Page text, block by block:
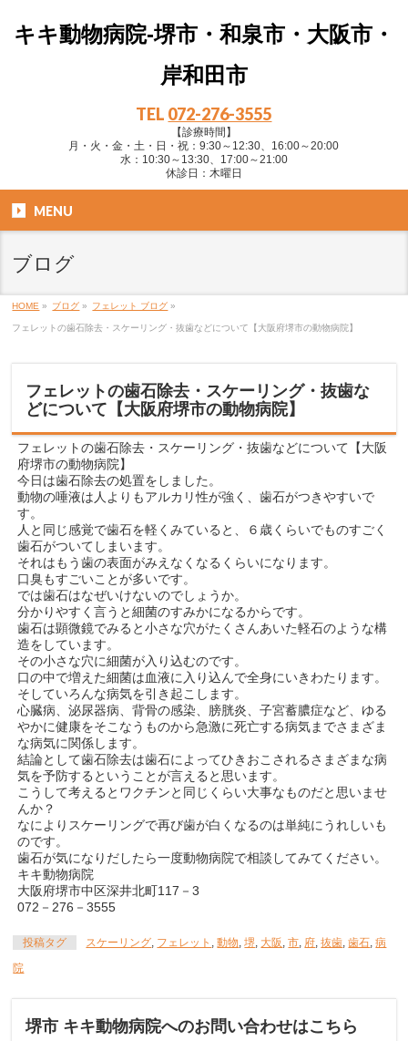
キキ動物病院-堺市・和泉市・大阪市・
岸和田市
TEL 072-276-3555
【診療時間】
月・火・金・土・日・祝：9:30～12:30、16:00～20:00
水：10:30～13:30、17:00～21:00
休診日：木曜日
MENU
ブログ
HOME » ブログ » フェレット ブログ »
フェレットの歯石除去・スケーリング・抜歯などについて【大阪府堺市の動物病院】
フェレットの歯石除去・スケーリング・抜歯な
どについて【大阪府堺市の動物病院】
フェレットの歯石除去・スケーリング・抜歯などについて【大阪
府堺市の動物病院】
今日は歯石除去の処置をしました。
動物の唾液は人よりもアルカリ性が強く、歯石がつきやすいで
す。
人と同じ感覚で歯石を軽くみていると、６歳くらいでものすごく
歯石がついてしまいます。
それはもう歯の表面がみえなくなるくらいになります。
口臭もすごいことが多いです。
では歯石はなぜいけないのでしょうか。
分かりやすく言うと細菌のすみかになるからです。
歯石は顕微鏡でみると小さな穴がたくさんあいた軽石のような構
造をしています。
その小さな穴に細菌が入り込むのです。
口の中で増えた細菌は血液に入り込んで全身にいきわたります。
そしていろんな病気を引き起こします。
心臓病、泌尿器病、背骨の感染、膀胱炎、子宮蓄膿症など、ゆる
やかに健康をそこなうものから急激に死亡する病気までさまざま
な病気に関係します。
結論として歯石除去は歯石によってひきおこされるさまざまな病
気を予防するということが言えると思います。
こうして考えるとワクチンと同じくらい大事なものだと思いませ
んか？
なによりスケーリングで再び歯が白くなるのは単純にうれしいも
のです。
歯石が気になりだしたら一度動物病院で相談してみてください。
キキ動物病院
大阪府堺市中区深井北町117－3
072－276－3555
投稿タグ スケーリング, フェレット ,動物,堺, 大阪 ,市, 府,抜歯,歯石,病
院
堺市 キキ動物病院へのお問い合わせはこちら